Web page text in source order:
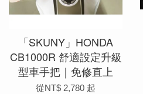
「SKUNY」HONDA
CB1000R 舒適設定升級
型車手把｜免修直上
從NT$ 2,780 起